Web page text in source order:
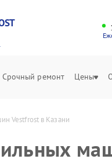
Срочный ремонт Цены
Vestfrost в Казани